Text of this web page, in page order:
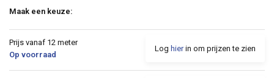
Maak een keuze:
Prijs vanaf 12 meter
Op voorraad
Log hierin om prijzen te zien